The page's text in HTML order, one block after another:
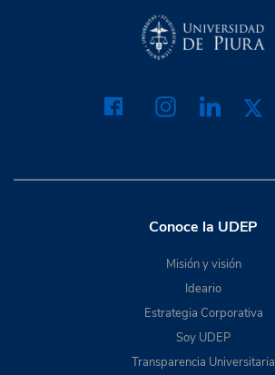
Conoce la UDEP
Misión y visión
Ideario
Estrategia Corporativa
Soy UDEP
Transparencia Universitaria